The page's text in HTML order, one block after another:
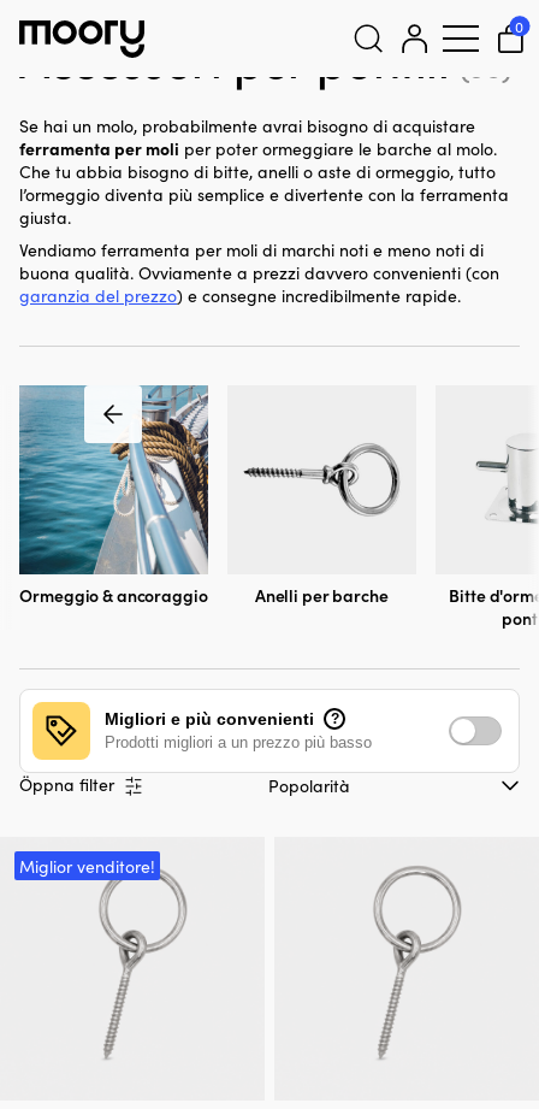
0
Accessori per pontili (36)
Se hai un molo, probabilmente avrai bisogno di acquistare
ferramenta per moli per poter ormeggiare le barche al molo.
Che tu abbia bisogno di bitte, anelli o aste di ormeggio, tutto
l’ormeggio diventa più semplice e divertente con la ferramenta
giusta.
Vendiamo ferramenta per moli di marchi noti e meno noti di
buona qualità. Ovviamente a prezzi davvero convenienti (con
garanzia del prezzo) e consegne incredibilmente rapide.
Ormeggio & ancoraggio Anelli per barche
Bitte
Öppna filter
Migliori e più convenienti ?
Prodotti migliori a un prezzo più basso
Miglior venditore!